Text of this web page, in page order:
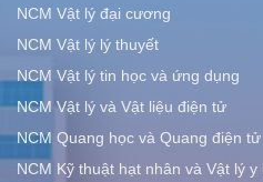
NCM Vật lý đại cương
NCM Vật lý lý thuyết
NCM Vật lý tin học và ứng dụng
NCM Vật lý và Vật liệu điện tử
NCM Quang học và Quang điện tử
NCM Kỹ thuật hạt nhân và Vật lý y